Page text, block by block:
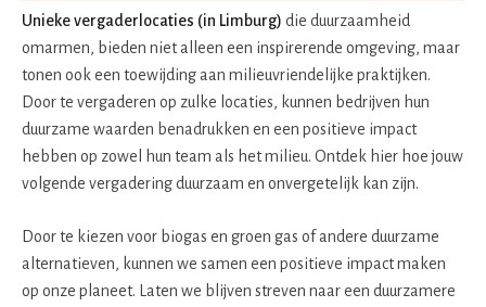
Unieke vergaderlocaties (in Limburg) die duurzaamheid
omarmen, bieden niet alleen een inspirerende omgeving, maar
tonen ook een toewijding aan milieuvriendelijke praktijken.
Door te vergaderen op zulke locaties, kunnen bedrijven hun
duurzame waarden benadrukken en een positieve impact
hebben op zowel hun team als het milieu. Ontdek hier hoe jouw
volgende vergadering duurzaam en onvergetelijk kan zijn.
Door te kiezen voor biogas en groen gas of andere duurzame
alternatieven, kunnen we samen een positieve impact maken
op onze planeet. Laten we blijven streven naar een duurzamere